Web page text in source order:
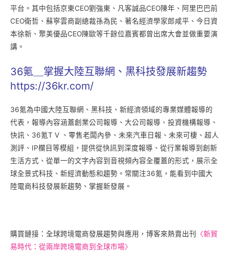
平台。其中包括京東CEO劉強東、凡客誠品CEO陳年、阿里巴巴前
CEO衛哲、蘇寧雲商副總裁孫為民、著名經濟學家郎咸平、今日資
本徐新、聚美優品CEO陳歐等千餘位嘉賓都曾出席大會並做重要演
講。
36氪＿掌握大陸互聯網、黑科技發展新趨勢
https://36kr.com/
36氪為中國大陸互聯網、黑科技、新經濟領域的專業媒體報導的
代表，報導內容涵蓋創業公司報導、大公司報導、投資機構報導、
快訊、36氪T V 、零售老闆內參、未來汽車日報、未來可棲、超人
測評、IP欄目等模組，提供從快訊到深度報導、從行業報導到創新
生活方式、從單一的文字內容到音視頻內容全覆蓋的形式，展示全
球全景式科技、新經濟動態和趨勢。常關注36氪，能看到中國大
陸電商科技發展新趨勢、掌握新發展。
購買鏈接：全球跨境電商發展趨勢與應用，博客來熱賣出刊
〈新貿
易時代：從兩岸跨境電商到全球市場〉